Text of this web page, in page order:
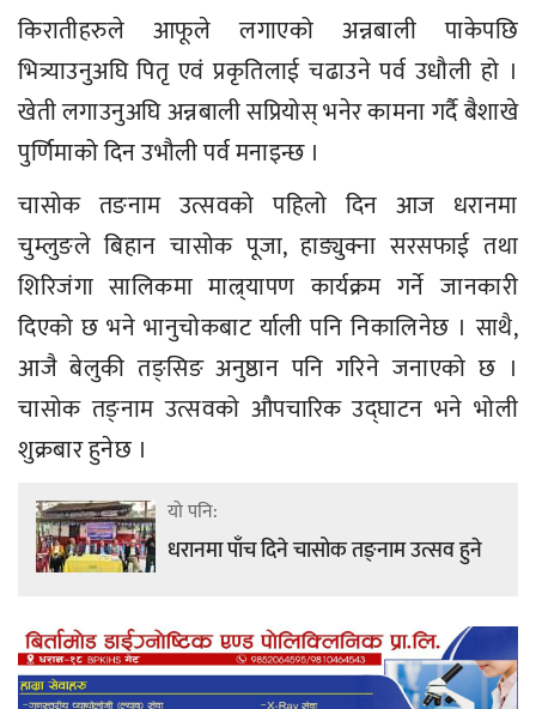
किरातीहरुले आफूले लगाएको अन्नबाली पाकेपछि
भित्र्याउनुअघि पितृ एवं प्रकृतिलाई चढाउने पर्व उधौली हो ।
खेती लगाउनुअघि अन्नबाली सप्रियोस् भनेर कामना गर्दै बैशाखे
पुर्णिमाको दिन उभौली पर्व मनाइन्छ ।
चासोक तङनाम उत्सवको पहिलो दिन आज धरानमा
चुम्लुङले बिहान चासोक पूजा, हाङ्युक्ना सरसफाई तथा
शिरिजंगा सालिकमा माल्र्यापण कार्यक्रम गर्ने जानकारी
दिएको छ भने भानुचोकबाट र्याली पनि निकालिनेछ । साथै,
आजै बेलुकी तङ्सिङ अनुष्ठान पनि गरिने जनाएको छ ।
चासोक तङ्नाम उत्सवको औपचारिक उद्घाटन भने भोली
शुक्रबार हुनेछ ।
यो पनि:
धरानमा पाँच दिने चासोक तङ्नाम उत्सव हुने